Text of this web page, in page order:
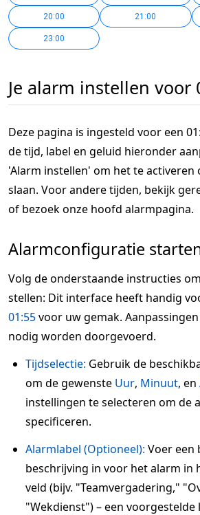
20:00 21:00
23:00
Je alarm instellen voor
Deze pagina is ingesteld voor een
de tijd, label en geluid hieronder
'Alarm instellen' om het te
slaan. Voor andere tijden, bekijk
of bezoek onze hoofd alarmpagina.
Alarmconfiguratie
Volg de onderstaande instructies
stellen: Dit interface heeft handig
01:55voor uw gemak.
nodig worden doorgevoerd.
Tijdselectie: Gebruik de
om de gewenste Uur, Minuut, en
instellingen te selecteren om de
specificeren.
Alarmlabel (Optioneel): Voer een
beschrijving in voor het alarm in
veld (bijv. "Teamvergadering,"
"Wekdienst") – een